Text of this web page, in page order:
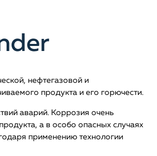
нефтегазовой и
продукта и его горючести.
аварий. Коррозия очень
а в особо опасных случаях
применению технологии